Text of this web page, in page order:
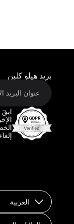
بريد هيلو كلين